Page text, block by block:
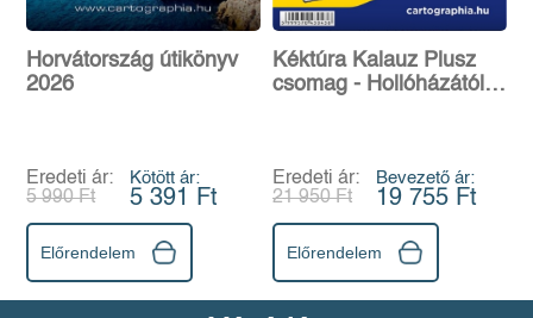
Horvátország útikönyv
2026
Eredeti ár:
5 990 Ft
Kötött ár:
5 391 Ft
Előrendelem
Kéktúra Kalauz Plusz
csomag - Hollóházától
Eredeti ár:
21 950 Ft
Bevezető ár:
19 755 Ft
Előrendelem